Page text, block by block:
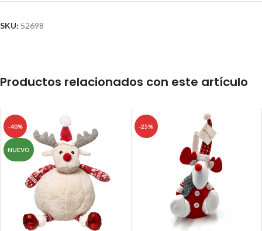
SKU: 52698
Productos relacionados con este artículo
-40%
NUEVO
-25%